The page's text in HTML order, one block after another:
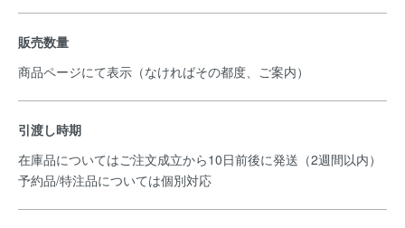
販売数量
商品ページにて表示（なければその都度、ご案内）
引渡し時期
在庫品についてはご注文成立から10日前後に発送（2週間以内）
予約品/特注品については個別対応